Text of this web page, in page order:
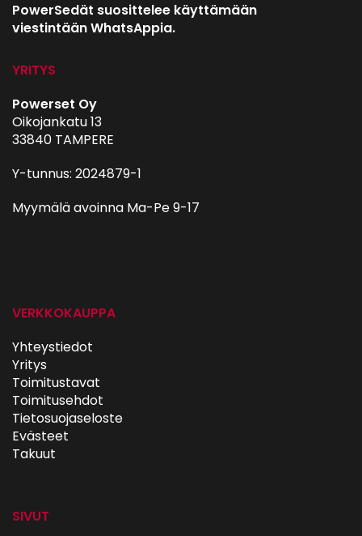
PowerSedät suosittelee käyttämään
viestintään WhatsAppia.
YRITYS
Powerset Oy
Oikojankatu 13
33840 TAMPERE
Y-tunnus: 2024879-1
Myymälä avoinna Ma-Pe 9-17
VERKKOKAUPPA
Yhteystiedot
Yritys
Toimitustavat
Toimitusehdot
Tietosuojaseloste
Evästeet
Takuut
SIVUT